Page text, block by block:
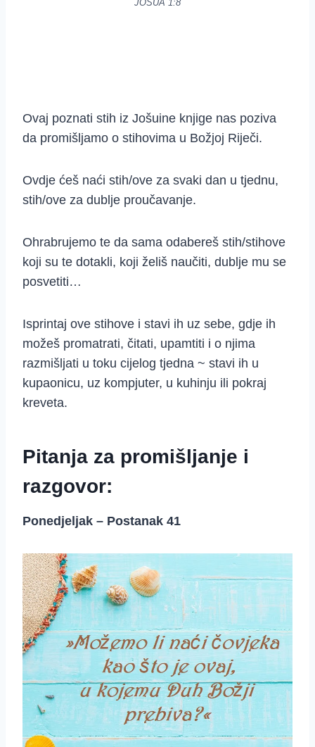
JOŠUA 1:8
Ovaj poznati stih iz Jošuine knjige nas poziva
da promišljamo o stihovima u Božjoj Riječi.
Ovdje ćeš naći stih/ove za svaki dan u tjednu,
stih/ove za dublje proučavanje.
Ohrabrujemo te da sama odabereš stih/stihove
koji su te dotakli, koji želiš naučiti, dublje mu se
posvetiti…
Isprintaj ove stihove i stavi ih uz sebe, gdje ih
možeš promatrati, čitati, upamtiti i o njima
razmišljati u toku cijelog tjedna ~ stavi ih u
kupaonicu, uz kompjuter, u kuhinju ili pokraj
kreveta.
Pitanja za promišljanje i
razgovor:
Ponedjeljak – Postanak 41